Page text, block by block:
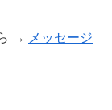
→
メッセージ